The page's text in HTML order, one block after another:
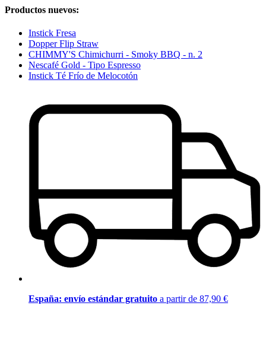
Productos nuevos:
Instick Fresa
Dopper Flip Straw
CHIMMY'S Chimichurri - Smoky BBQ - n. 2
Nescafé Gold - Tipo Espresso
Instick Té Frío de Melocotón
España: envío estándar gratuito a partir de 87,90 €